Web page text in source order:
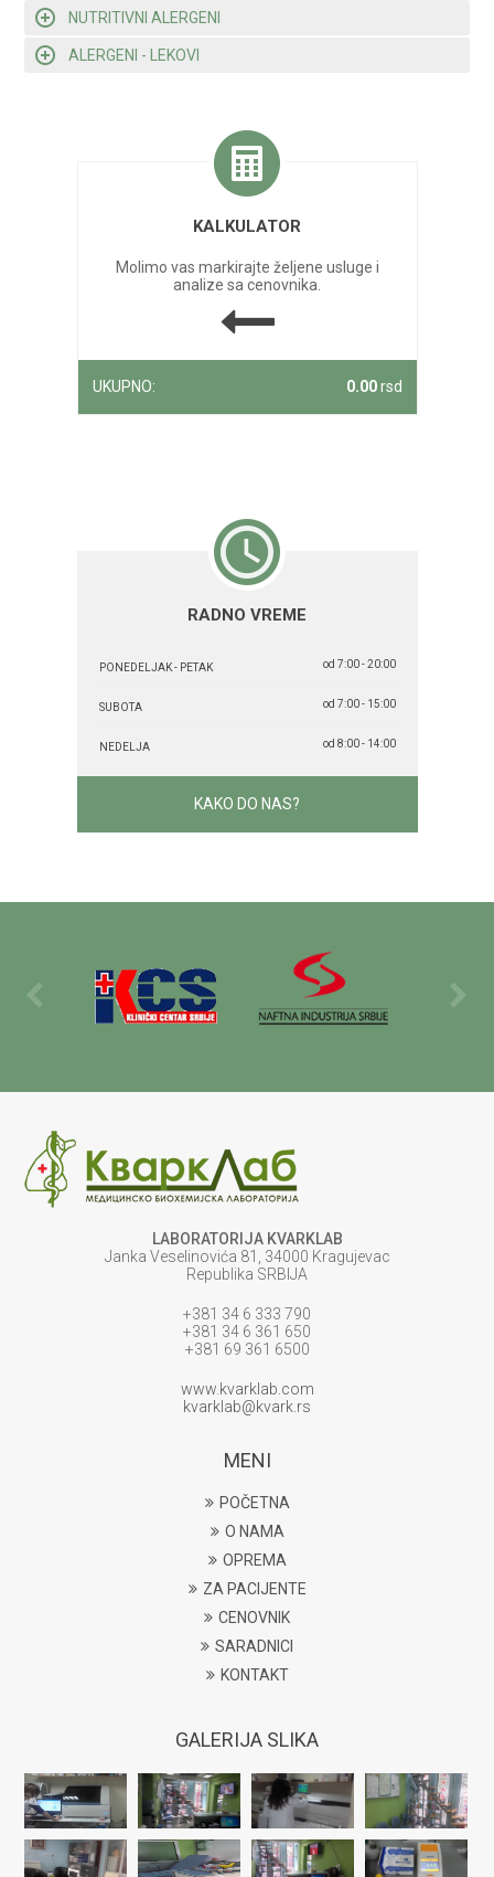
NUTRITIVNI ALERGENI
ALERGENI - LEKOVI
KALKULATOR
Molimo vas markirajte željene usluge i
analize sa cenovnika.
UKUPNO: 0.00rsd
RADNO VREME
PONEDELJAK - PETAK od 7:00 - 20:00
SUBOTA od 7:00 - 15:00
NEDELJA od 8:00 - 14:00
KAKO DO NAS?
LABORATORIJA KVARKLAB
Janka Veselinovića 81, 34000 Kragujevac
Republika SRBIJA
+381 34 6 333 790
+381 34 6 361 650
+381 69 361 6500
www.kvarklab.com
kvarklab@kvark.rs
MENI
POČETNA
O NAMA
OPREMA
ZA PACIJENTE
CENOVNIK
SARADNICI
KONTAKT
GALERIJA SLIKA